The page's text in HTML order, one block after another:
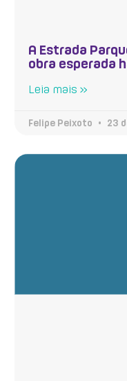
A Estrada
obra esperada
Leia mais »
Felipe Peixoto 23